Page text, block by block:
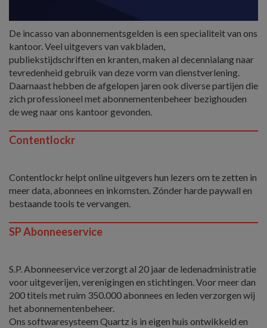
De incasso van abonnementsgelden is een specialiteit van ons
kantoor. Veel uitgevers van vakbladen,
publiekstijdschriften en kranten, maken al decennialang naar
tevredenheid gebruik van deze vorm van dienstverlening.
Daarnaast hebben de afgelopen jaren ook diverse partijen die
zich professioneel met abonnementenbeheer bezighouden
de weg naar ons kantoor gevonden.
Contentlockr
Contentlockr helpt online uitgevers hun lezers om te zetten in
meer data, abonnees en inkomsten. Zónder harde paywall en
bestaande tools te vervangen.
SP Abonneeservice
S.P. Abonneeservice verzorgt al 20 jaar de ledenadministratie
voor uitgeverijen, verenigingen en stichtingen. Voor meer dan
200 titels met ruim 350.000 abonnees en leden verzorgen wij
het abonnementenbeheer.
Ons softwaresysteem Quartz is in eigen huis ontwikkeld en